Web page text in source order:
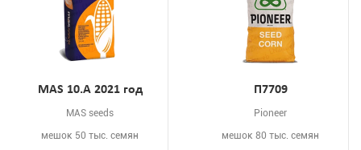
MAS 10.A 2021 год
MAS seeds
мешок 50 тыс. семян
П7709
Pioneer
мешок 80 тыс. семян